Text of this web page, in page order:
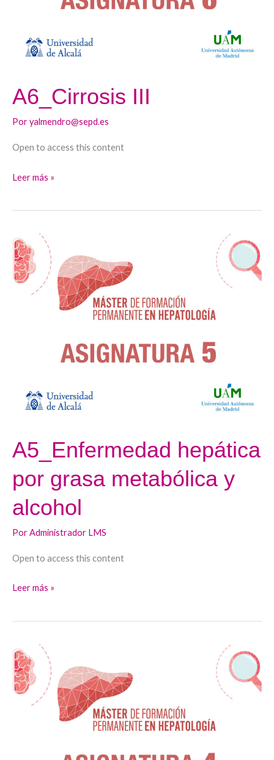
A6_Cirrosis III
Poryalmendro@sepd.es
Open to access this content
Leer más »
A5_Enfermedad hepática
por grasa metabólica y
alcohol
PorAdministrador LMS
Open to access this content
A5_Enfermedad
hepática
por
grasa
Leer más »
A4_Cirrosis
II